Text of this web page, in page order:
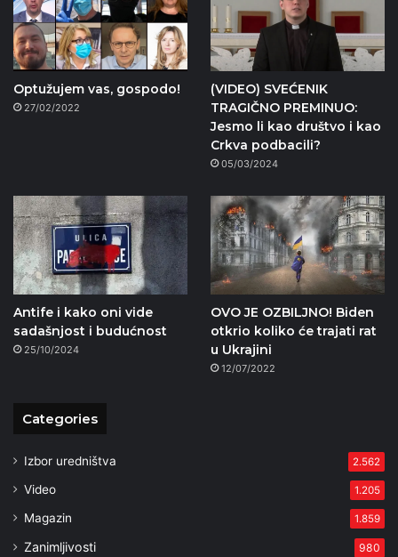
Optužujem vas, gospodo!
27/02/2022
(VIDEO) SVEĆENIK
TRAGIČNO PREMINUO:
Jesmo li kao društvo i kao
Crkva podbacili?
05/03/2024
Antife i kako oni vide
sadašnjost i budućnost
25/10/2024
OVO JE OZBILJNO! Biden
otkrio koliko će trajati rat
u Ukrajini
12/07/2022
Categories
Izbor uredništva 2.562
Video 1.205
Magazin 1.859
Zanimljivosti 980